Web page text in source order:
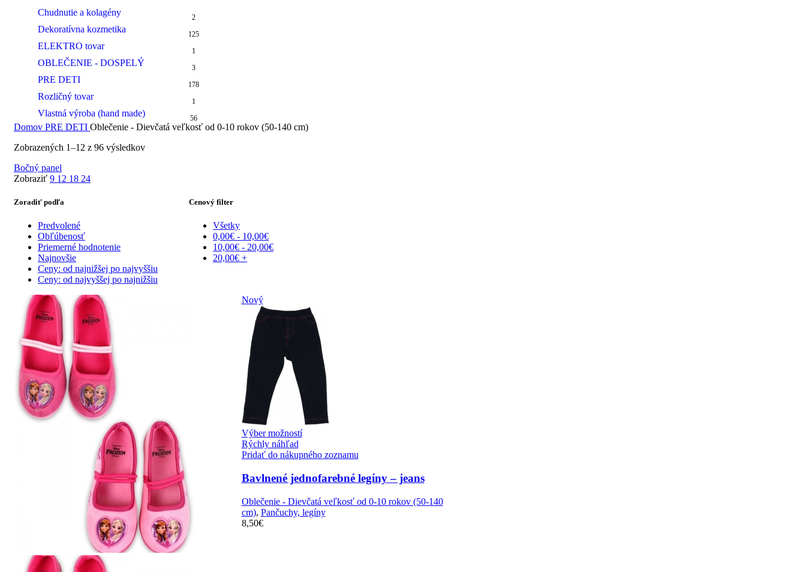
Chudnutie a kolagény 2
Dekoratívna kozmetika 125
ELEKTRO tovar 1
OBLEČENIE - DOSPELÝ 3
PRE DETI 178
Rozličný tovar 1
Vlastná výroba (hand made) 56
Domov PRE DETI Oblečenie - Dievčatá veľkosť od 0-10 rokov (50-140 cm)
Zobrazených 1–12 z 96 výsledkov
Bočný panel
Zobraziť 9 12 18 24
Zoradiť podľa
Predvolené
Obľúbenosť
Priemerné hodnotenie
Najnovšie
Ceny: od najnižšej po najvyššiu
Ceny: od najvyššej po najnižšiu
Cenový filter
Všetky
0,00€ - 10,00€
10,00€ - 20,00€
20,00€ +
Nový
Výber možností
Rýchly náhľad
Pridať do nákupného zoznamu
Bavlnené jednofarebné legíny – jeans
Oblečenie - Dievčatá veľkosť od 0-10 rokov (50-140
cm), Pančuchy, legíny
8,50€